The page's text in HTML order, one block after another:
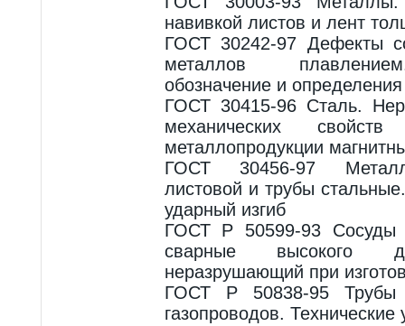
навивкой листов и лент
ГОСТ 30242-97 Дефекты
металлов
обозначение и определения
ГОСТ 30415-96 Сталь.
механических
металлопродукции
ГОСТ 30456-97
листовой и трубы
ударный изгиб
ГОСТ Р 50599-93 Сосуды
сварные высокого
неразрушающий при
ГОСТ Р 50838-95 Трубы
газопроводов. Технические